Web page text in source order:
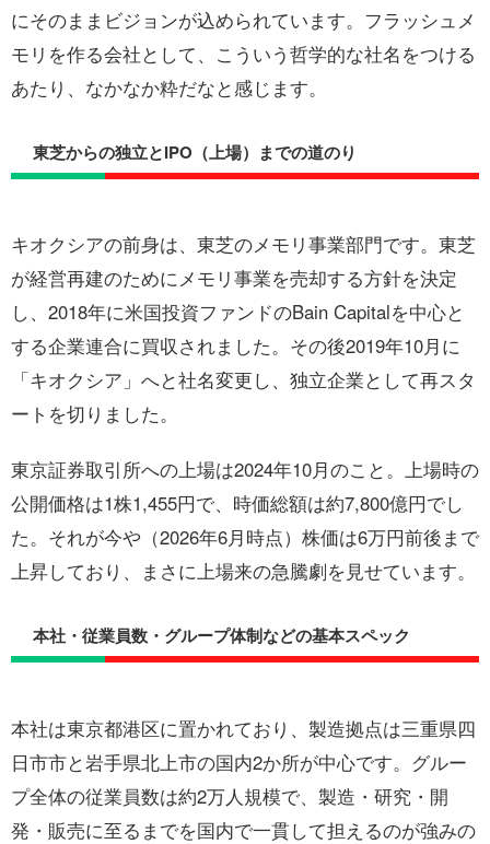
にそのままビジョンが込められています。フラッシュメ
モリを作る会社として、こういう哲学的な社名をつける
あたり、なかなか粋だなと感じます。
東芝からの独立とIPO（上場）までの道のり
キオクシアの前身は、東芝のメモリ事業部門です。東芝
が経営再建のためにメモリ事業を売却する方針を決定
し、2018年に米国投資ファンドのBain Capitalを中心と
する企業連合に買収されました。その後2019年10月に
「キオクシア」へと社名変更し、独立企業として再スタ
ートを切りました。
東京証券取引所への上場は2024年10月のこと。上場時の
公開価格は1株1,455円で、時価総額は約7,800億円でし
た。それが今や（2026年6月時点）株価は6万円前後まで
上昇しており、まさに上場来の急騰劇を見せています。
本社・従業員数・グループ体制などの基本スペック
本社は東京都港区に置かれており、製造拠点は三重県四
日市市と岩手県北上市の国内2か所が中心です。グルー
プ全体の従業員数は約2万人規模で、製造・研究・開
発・販売に至るまでを国内で一貫して担えるのが強みの